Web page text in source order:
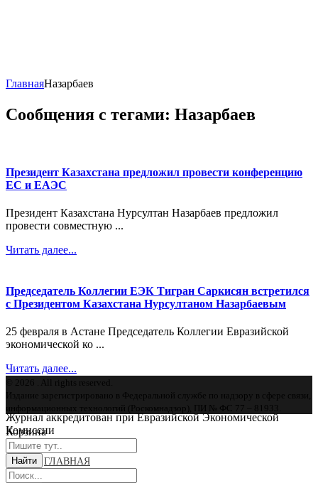
Журнал аккредитован при Евразийской Экономической
Комиссии
ГЛАВНАЯ
ГлавнаяНазарбаев
Сообщения с тегами: Назарбаев
Президент Казахстана предложил провести конференцию
ЕС и ЕАЭС
Президент Казахстана Нурсултан Назарбаев предложил
провести совместную ...
Читать далее...
Председатель Коллегии ЕЭК Тигран Саркисян встретился
с Президентом Казахстана Нурсултаном Назарбаевым
25 февраля в Астане Председатель Коллегии Евразийской
экономической ко ...
Читать далее...
© 2026 . All rights reserved.
Издание зарегистрировано в Федеральной службе по надзору в сфере связи,
информационных технологий (Роскомнадзор), ПИ № ФС 77 – 81933.
Корзина